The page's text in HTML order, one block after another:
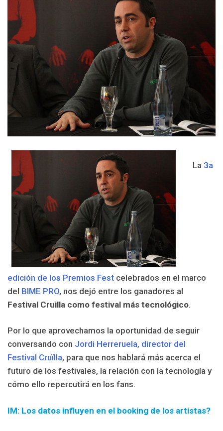
La 3a
edición de los Premios Fest celebrados en el marco
del BIME PRO, nos dejó entre los ganadores al
Festival Cruilla como festival más tecnológico.
Por lo que aprovechamos la oportunidad de seguir
conversando con Jordi Herreruela, director del
Festival Cruïlla, para que nos hablará más acerca el
futuro de los festivales, la relación con la tecnología y
cómo ello repercutirá en los fans.
IM: Los datos influyen en el booking de los artistas?